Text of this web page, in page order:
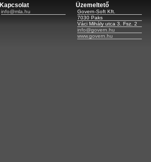
Kapcsolat
info@mla.hu
Üzemeltető
Govern-Soft Kft.
7030 Paks
Váci Mihály utca 3. Fsz. 2
info@govern.hu
www.govern.hu